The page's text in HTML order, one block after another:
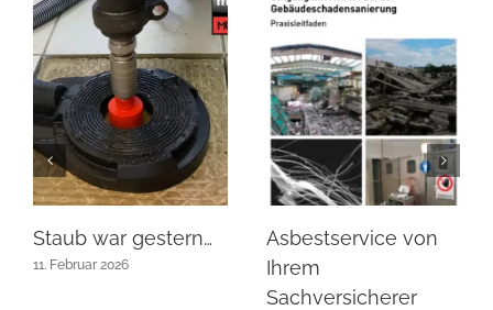
Staub war gestern…
11. Februar 2026
Asbestservice von
Ihrem
Sachversicherer